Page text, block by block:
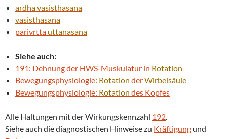
ardhavasisthasana
vasisthasana
parivrtta uttanasana
Siehe auch:
191: Dehnung der HWS-Muskulatur in Rotation
Bewegungsphysiologie: Rotation derWirbelsäule
Bewegungsphysiologie: Rotation des Kopfes
Alle Haltungen mit der Wirkungskennzahl 192.
Siehe auch die diagnostischen Hinweise zu Kräftigung und